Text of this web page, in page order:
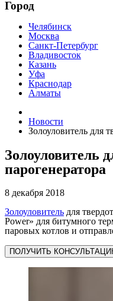
Город
Челябинск
Москва
Санкт-Петербург
Владивосток
Казань
Уфа
Краснодар
Алматы
Новости
Золоуловитель для
Золоуловитель
парогенератора
8 декабря 2018
Золоуловитель для
Power» для битумного
паровых котлов и
ПОЛУЧИТЬ